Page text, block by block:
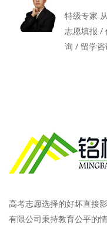
特级专家
志愿填报 /
询 / 留学咨
高考志愿选择的好坏直接
有限公司秉持教育公平的